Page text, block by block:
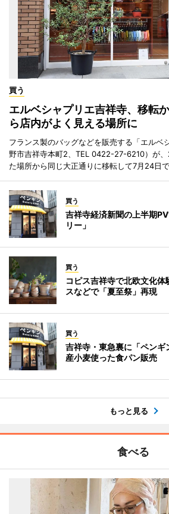
買う
エルベシャプリエ吉祥寺、移転
ら店内がよく見える場所に
フランス製のバッグなどを販売する「エルベ
野市吉祥寺本町2、TEL 0422-27-6210）が
た場所から同じ大正通りに移転して7月24日で
買う
吉祥寺経済新聞の上半期
リー」
買う
コピス吉祥寺で北欧文化
スなどで「夏至祭」再現
買う
吉祥寺・東急裏に「ペン
産小麦使った食パン販売
もっと見る
食べる